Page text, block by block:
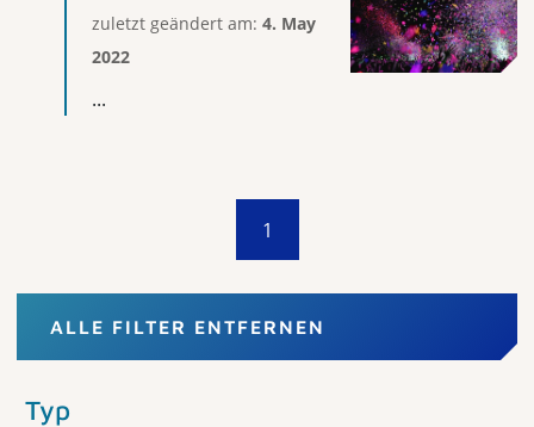
zuletzt geändert am: 4. May
2022
...
1
ALLE FILTER ENTFERNEN
Typ